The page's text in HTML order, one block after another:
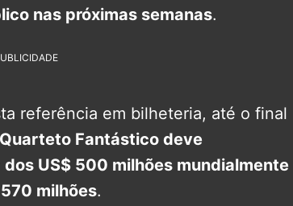
nas próximas semanas.
referência em bilheteria, até o final
Quarteto Fantástico deve
US$ 500 milhões mundialmente
milhões.